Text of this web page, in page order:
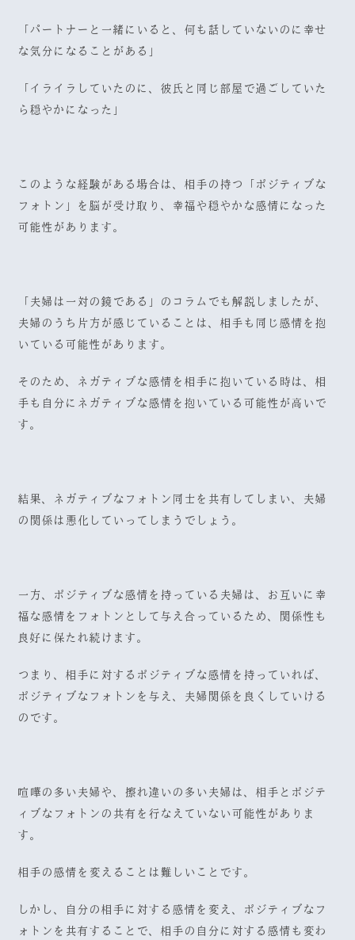
「パートナーと一緒にいると、何も話していないのに幸せ
な気分になることがある」
「イライラしていたのに、彼氏と同じ部屋で過ごしていた
ら穏やかになった」
このような経験がある場合は、相手の持つ「ポジティブな
フォトン」を脳が受け取り、幸福や穏やかな感情になった
可能性があります。
「夫婦は一対の鏡である」のコラムでも解説しましたが、
夫婦のうち片方が感じていることは、相手も同じ感情を抱
いている可能性があります。
そのため、ネガティブな感情を相手に抱いている時は、相
手も自分にネガティブな感情を抱いている可能性が高いで
す。
結果、ネガティブなフォトン同士を共有してしまい、夫婦
の関係は悪化していってしまうでしょう。
一方、ポジティブな感情を持っている夫婦は、お互いに幸
福な感情をフォトンとして与え合っているため、関係性も
良好に保たれ続けます。
つまり、相手に対するポジティブな感情を持っていれば、
ポジティブなフォトンを与え、夫婦関係を良くしていける
のです。
喧嘩の多い夫婦や、擦れ違いの多い夫婦は、相手とポジテ
ィブなフォトンの共有を行なえていない可能性がありま
す。
相手の感情を変えることは難しいことです。
しかし、自分の相手に対する感情を変え、ポジティブなフ
ォトンを共有することで、相手の自分に対する感情も変わ